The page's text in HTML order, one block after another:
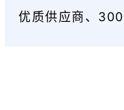
优质供应商、